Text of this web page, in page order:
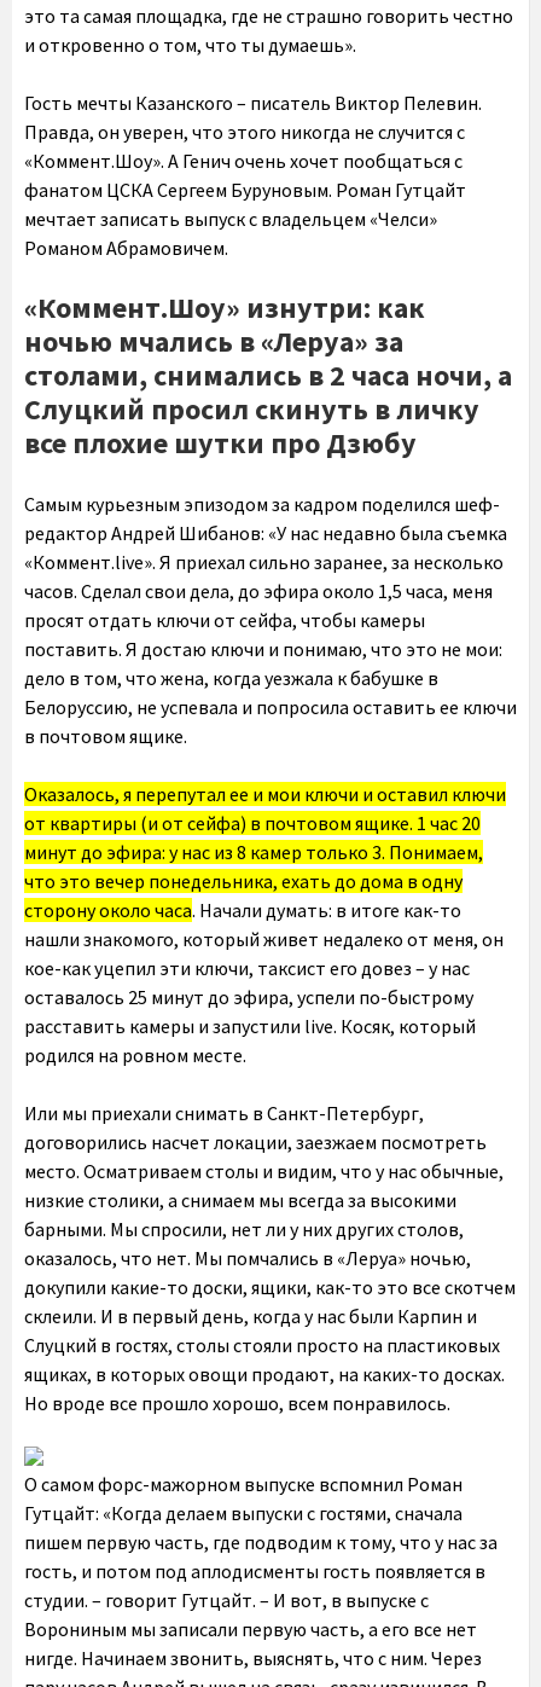
это та самая площадка, где не страшно говорить честно
и откровенно о том, что ты думаешь».
Гость мечты Казанского – писатель Виктор Пелевин.
Правда, он уверен, что этого никогда не случится с
«Коммент.Шоу». А Генич очень хочет пообщаться с
фанатом ЦСКА Сергеем Буруновым. Роман Гутцайт
мечтает записать выпуск с владельцем «Челси»
Романом Абрамовичем.
«Коммент.Шоу» изнутри: как
ночью мчались в «Леруа» за
столами, снимались в 2 часа ночи, а
Слуцкий просил скинуть в личку
все плохие шутки про Дзюбу
Самым курьезным эпизодом за кадром поделился шеф-
редактор Андрей Шибанов: «У нас недавно была съемка
«Коммент.live». Я приехал сильно заранее, за несколько
часов. Сделал свои дела, до эфира около 1,5 часа, меня
просят отдать ключи от сейфа, чтобы камеры
поставить. Я достаю ключи и понимаю, что это не мои:
дело в том, что жена, когда уезжала к бабушке в
Белоруссию, не успевала и попросила оставить ее ключи
в почтовом ящике.
Оказалось, я перепутал ее и мои ключи и оставил ключи
от квартиры (и от сейфа) в почтовом ящике. 1 час 20
минут до эфира: у нас из 8 камер только 3. Понимаем,
что это вечер понедельника, ехать до дома в одну
сторону около часа. Начали думать: в итоге как-то
нашли знакомого, который живет недалеко от меня, он
кое-как уцепил эти ключи, таксист его довез – у нас
оставалось 25 минут до эфира, успели по-быстрому
расставить камеры и запустили live. Косяк, который
родился на ровном месте.
Или мы приехали снимать в Санкт-Петербург,
договорились насчет локации, заезжаем посмотреть
место. Осматриваем столы и видим, что у нас обычные,
низкие столики, а снимаем мы всегда за высокими
барными. Мы спросили, нет ли у них других столов,
оказалось, что нет. Мы помчались в «Леруа» ночью,
докупили какие-то доски, ящики, как-то это все скотчем
склеили. И в первый день, когда у нас были Карпин и
Слуцкий в гостях, столы стояли просто на пластиковых
ящиках, в которых овощи продают, на каких-то досках.
Но вроде все прошло хорошо, всем понравилось.
О самом форс-мажорном выпуске вспомнил Роман
Гутцайт: «Когда делаем выпуски с гостями, сначала
пишем первую часть, где подводим к тому, что у нас за
гость, и потом под аплодисменты гость появляется в
студии. – говорит Гутцайт. – И вот, в выпуске с
Ворониным мы записали первую часть, а его все нет
нигде. Начинаем звонить, выяснять, что с ним. Через